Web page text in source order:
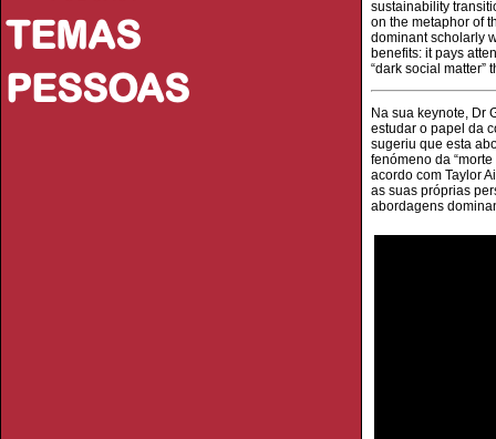
TEMAS
PESSOAS
sustainability
on the metaphor of
dominant scholarly
benefits: it pays
“dark social matter”
Na sua keynote, Dr
estudar o papel da
sugeriu que esta
fenómeno da
acordo com Taylor
as suas próprias
abordagens